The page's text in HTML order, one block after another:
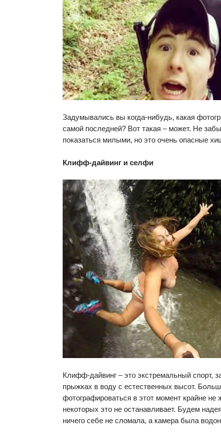
Задумывались вы когда-нибудь, какая
самой последней? Вот такая – может. Не
показаться милыми, но это очень опасные
Клифф-дайвинг и селфи
Клифф-дайвинг – это экстремальный спорт,
прыжках в воду с естественных высот.
фотографироваться в этот момент крайне не
некоторых это не останавливает. Будем
ничего себе не сломала, а камера была